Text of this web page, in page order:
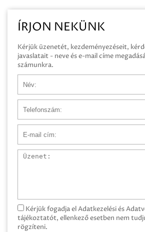
ÍRJON NEKÜNK
Kérjük üzenetét, kezdeményezéseit,
javaslatait - neve és e-mail címe
számunkra.
Üzenet
Kérjük fogadja el Adatkezelési és
tájékoztatót, ellenkező esetben nem
rögzíteni.